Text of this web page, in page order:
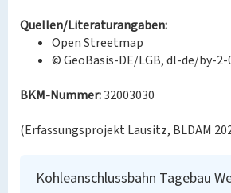
Quellen/Literaturangaben:
Open Streetmap
© GeoBasis-DE/LGB, dl-de/by-
BKM-Nummer:32003030
(Erfassungsprojekt Lausitz, BLDAM
Kohleanschlussbahn Tagebau